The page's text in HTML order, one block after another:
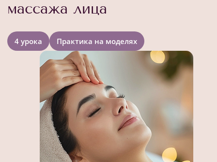
массажа лица
4 урока Практика на моделях